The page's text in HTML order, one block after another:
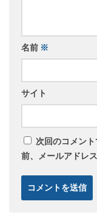
名前 ※
サイト
次回のコメン
前、メールアドレ